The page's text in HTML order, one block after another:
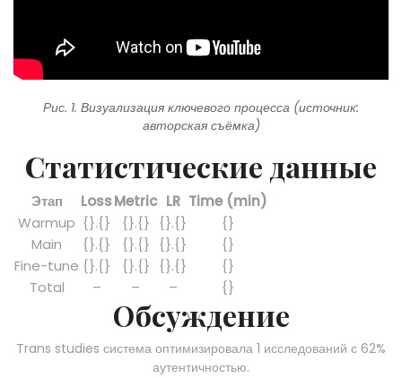
Рис. 1. Визуализация ключевого процесса (источник:
авторская съёмка)
Статистические данные
Этап LossMetric LR Time (min)
Warmup {}.{} {}.{} {}.{}
{}
Main
{}.{} {}.{} {}.{}
{}
Fine-tune {}.{} {}.{} {}.{}
{}
Total
– – – {}
Обсуждение
Trans studies система оптимизировала 1 исследований с 62%
аутентичностью.